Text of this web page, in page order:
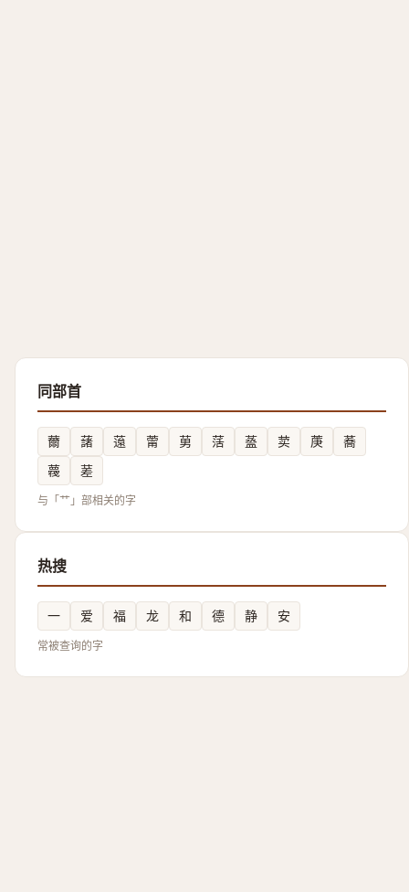
同部首
薾 藷 䕂 䔭 莮 萿 䕄 荬 菮
蕎
薎
蒫
与「艹」部相关的字
热搜
一 爱 福 龙 和 德 静 安
常被查询的字